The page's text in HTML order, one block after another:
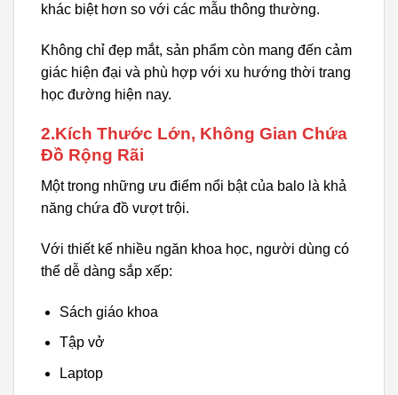
khác biệt hơn so với các mẫu thông thường.
Không chỉ đẹp mắt, sản phẩm còn mang đến cảm
giác hiện đại và phù hợp với xu hướng thời trang
học đường hiện nay.
2.Kích Thước Lớn, Không Gian Chứa
Đồ Rộng Rãi
Một trong những ưu điểm nổi bật của balo là khả
năng chứa đồ vượt trội.
Với thiết kế nhiều ngăn khoa học, người dùng có
thể dễ dàng sắp xếp:
Sách giáo khoa
Tập vở
Laptop